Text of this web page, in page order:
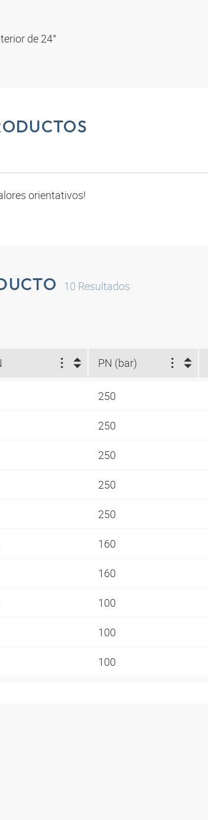
de 24°
orientativos!
10 Resultados
PN (bar)
250
250
250
250
250
160
160
100
100
100